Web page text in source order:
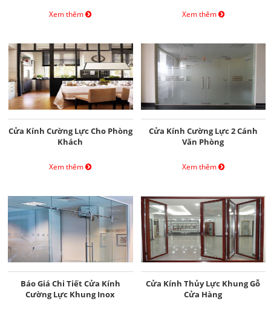
Xem thêm Xem thêm
Cửa Kính Cường Lực Cho Phòng
Khách
Xem thêm
Cửa Kính Cường Lực 2 Cánh
Văn Phòng
Xem thêm
Báo Giá Chi Tiết Cửa Kính
Cường Lực Khung Inox
Cửa Kính Thủy Lực Khung Gỗ
Cửa Hàng